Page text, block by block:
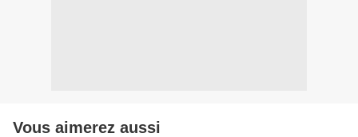
Vous aimerez aussi